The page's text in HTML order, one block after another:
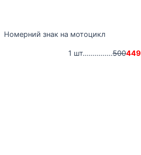
Номерний знак на мотоцикл
1 шт...............500449